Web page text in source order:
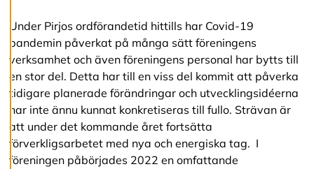
A
v
v
i
s
a
a
l
l
a
Under Pirjos ordförandetid hittills har Covid-19
pandemin påverkat på många sätt föreningens
verksamhet och även föreningens personal har bytts till
en stor del. Detta har till en viss del kommit att påverka
tidigare planerade förändringar och utvecklingsidéerna
har inte ännu kunnat konkretiseras till fullo. Strävan är
att under det kommande året fortsätta
förverkligsarbetet med nya och energiska tag. I
föreningen påbörjades 2022 en omfattande